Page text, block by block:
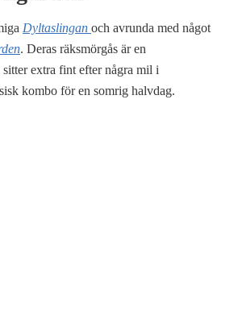
Dyltaslingan och avrunda med något
. Deras räksmörgås är en
extra fint efter några mil i
kombo för en somrig halvdag.